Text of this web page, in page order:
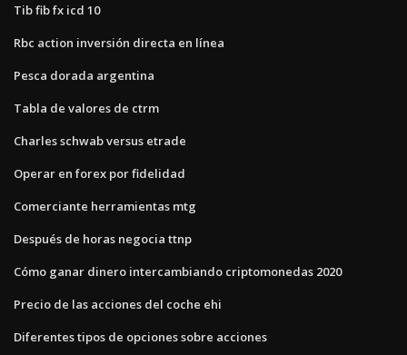
Tib fib fx icd 10
Rbc action inversión directa en línea
Pesca dorada argentina
Tabla de valores de ctrm
Charles schwab versus etrade
Operar en forex por fidelidad
Comerciante herramientas mtg
Después de horas negocia ttnp
Cómo ganar dinero intercambiando criptomonedas 2020
Precio de las acciones del coche ehi
Diferentes tipos de opciones sobre acciones